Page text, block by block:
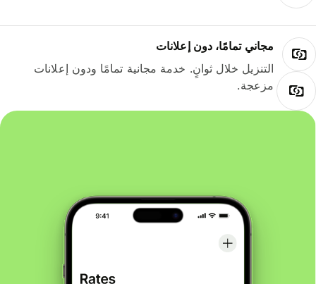
مجاني تمامًا، دون إعلانات
التنزيل خلال ثوانٍ. خدمة مجانية تمامًا ودون إعلانات
مزعجة.